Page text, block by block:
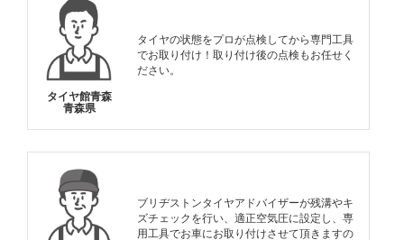
タイヤ館青森
青森県
タイヤの状態をプロが点検してから専門工具
でお取り付け！取り付け後の点検もお任せく
ださい。
ブリヂストンタイヤアドバイザーが残溝やキ
ズチェックを行い、適正空気圧に設定し、専
用工具でお車にお取り付けさせて頂きますの